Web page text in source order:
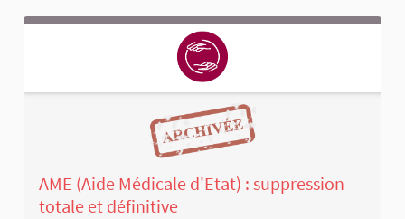
AME (Aide Médicale d'Etat) : suppression
totale et définitive